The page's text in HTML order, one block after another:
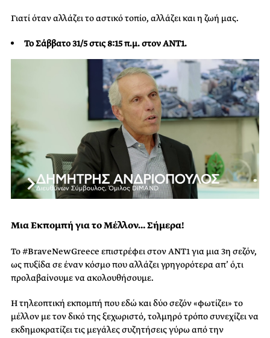
Γιατί όταν αλλάζει το αστικό τοπίο, αλλάζει και η ζωή μας.
Το Σάββατο 31/5 στις 8:15 π.μ. στον ANT1.
Μια Εκπομπή για το Μέλλον… Σήμερα!
Το #BraveNewGreece επιστρέφει στον ΑΝΤ1 για μια 3η σεζόν,
ως πυξίδα σε έναν κόσμο που αλλάζει γρηγορότερα απ’ ό,τι
προλαβαίνουμε να ακολουθήσουμε.
Η τηλεοπτική εκπομπή που εδώ και δύο σεζόν «φωτίζει» το
μέλλον με τον δικό της ξεχωριστό, τολμηρό τρόπο συνεχίζει να
εκδημοκρατίζει τις μεγάλες συζητήσεις γύρω από την